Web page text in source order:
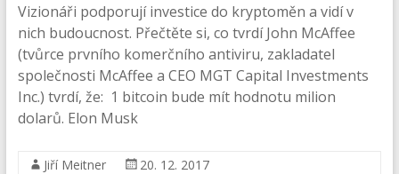
Vizionáři podporují investice do kryptoměn a vidí v
nich budoucnost. Přečtěte si, co tvrdí John McAffee
(tvůrce prvního komerčního antiviru, zakladatel
společnosti McAffee a CEO MGT Capital Investments
Inc.) tvrdí, že: 1 bitcoin bude mít hodnotu milion
dolarů. Elon Musk
Jiří Meitner
20. 12. 2017